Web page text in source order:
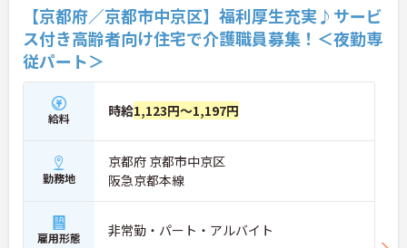
【京都府／京都市中京区】福利厚生充実♪サービ
ス付き高齢者向け住宅で介護職員募集！＜夜勤専
従パート＞
給料 時給1,123円～1,197円
勤務地
京都府 京都市中京区
阪急京都本線
雇用形態 非常勤・パート・アルバイト